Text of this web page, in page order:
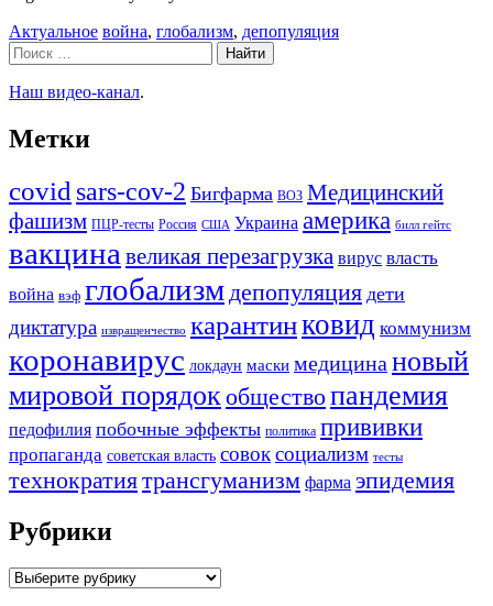
Рубрики
Актуальное Метки
война, глобализм, депопуляция
Поиск:
Наш видео-канал.
Метки
covid sars-cov-2 Бигфарма ВОЗ Медицинский
фашизм ПЦР-тесты Россия США Украина америка билл гейтс
вакцина великая перезагрузка вирус власть
война вэф глобализм депопуляция дети
диктатура извращенчество карантинковид коммунизм
коронавирус локдаун маски медицина новый
мировой порядок обществопандемия
педофилия побочные эффекты политика прививки
пропаганда советская власть совоксоциализм тесты
технократиятрансгуманизм фарма эпидемия
Рубрики
Рубрики